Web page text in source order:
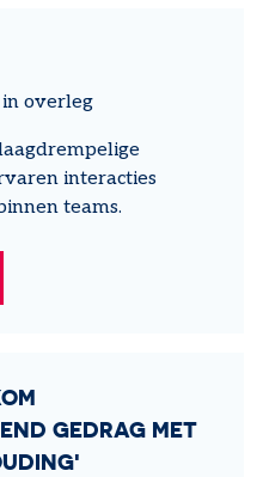
in overleg
interacties
teams.
GEDRAG MET